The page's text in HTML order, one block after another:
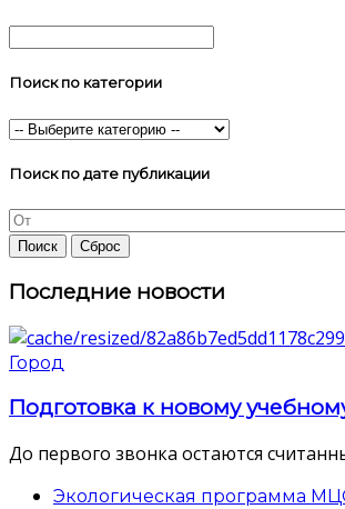
Поиск по категории
Поиск по дате публикации
Последние новости
Город
Подготовка к новому
До первого звонка остаются
Экологическая программа